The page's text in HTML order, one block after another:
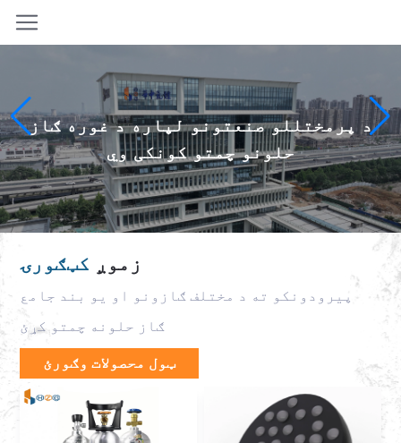
د پرمختللو صنعتونو لپاره د غوره ګاز
حلونو چمتو کونکی وي
زموږ کټګورۍ
پیرودونکو ته د مختلف ګازونو او یو بند جامع
ګاز حلونه چمتو کړئ
ټول محصولات وګورئ